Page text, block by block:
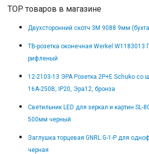
TOP товаров в магазине
Двухсторонний скотч 3М 9088 9мм
ТВ-розетка оконечная Werkel W1183013
рифленый
12-2103-13 ЭРА Розетка 2P+E Schuko со
16A-250В, IP20, Эра12, бронза
Светильник LED для зеркал и картин SL-
500мм черный
Заглушка торцевая GNRL G-1-P для
черная